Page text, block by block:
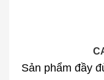
Sản phẩm đầy